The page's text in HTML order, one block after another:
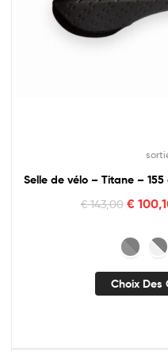
Selle de vélo – Titane –
€143,00 €
Choix Des